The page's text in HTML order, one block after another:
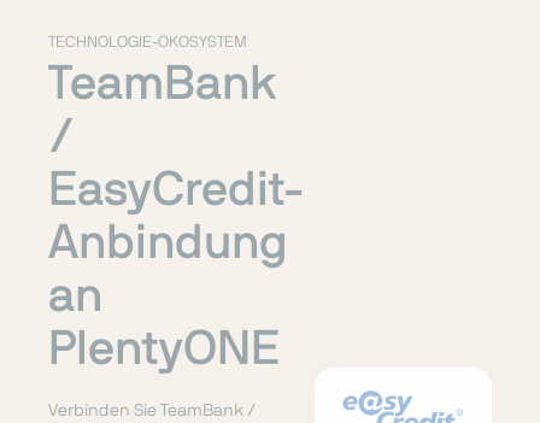
TECHNOLOGIE-ÖKOSYSTEM
TeamBank
/
EasyCredit-
Anbindung
an
PlentyONE
Verbinden Sie TeamBank /